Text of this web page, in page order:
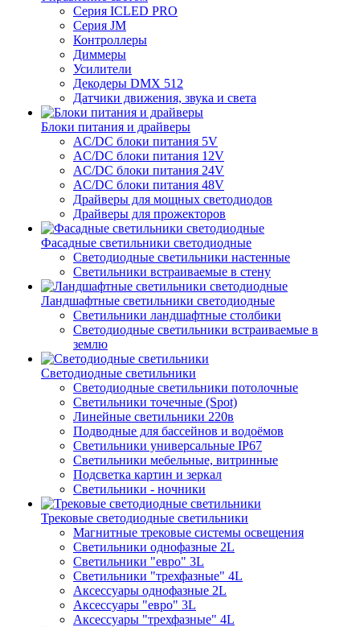
Серия ICLED PRO
Серия JM
Контроллеры
Диммеры
Усилители
Декодеры DMX 512
Датчики движения, звука и света
Блоки питания и драйверы
AC/DC блоки питания 5V
AC/DC блоки питания 12V
AC/DC блоки питания 24V
AC/DC блоки питания 48V
Драйверы для мощных светодиодов
Драйверы для прожекторов
Фасадные светильники светодиодные
Светодиодные светильники настенные
Светильники встраиваемые в стену
Ландшафтные светильники светодиодные
Светильники ландшафтные столбики
Светодиодные светильники встраиваемые в
землю
Светодиодные светильники
Светодиодные светильники потолочные
Светильники точечные (Spot)
Линейные светильники 220в
Подводные для бассейнов и водоёмов
Светильники универсальные IP67
Светильники мебельные, витринные
Подсветка картин и зеркал
Светильники - ночники
Трековые светодиодные светильники
Магнитные трековые системы освещения
Светильники однофазные 2L
Светильники "евро" 3L
Светильники "трехфазные" 4L
Аксессуары однофазные 2L
Аксессуары "евро" 3L
Аксессуары "трехфазные" 4L